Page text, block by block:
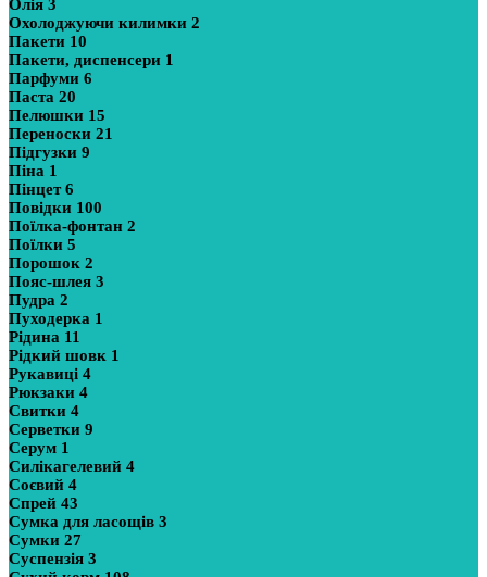
Олія 3
Охолоджуючи килимки 2
Пакети 10
Пакети, диспенсери 1
Парфуми 6
Паста 20
Пелюшки 15
Переноски 21
Підгузки 9
Піна 1
Пінцет6
Повідки 100
Поїлка-фонтан 2
Поїлки 5
Порошок 2
Пояс-шлея 3
Пудра 2
Пуходерка 1
Рідина 11
Рідкий шовк 1
Рукавиці 4
Рюкзаки 4
Свитки 4
Серветки 9
Серум 1
Силікагелевий 4
Соєвий 4
Спрей 43
Сумка для ласощів 3
Сумки 27
Суспензія 3